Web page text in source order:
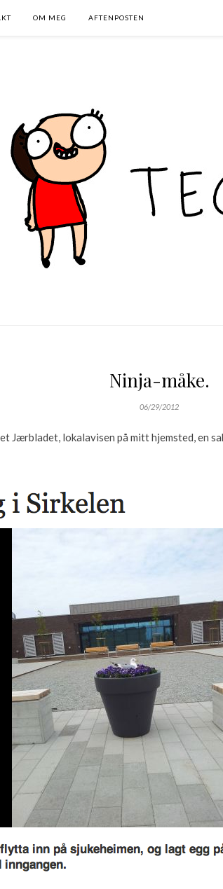
OM MEG AFTENPOSTEN
Ninja-måke.
06/29/2012
Jærbladet, lokalavisen på mitt hjemsted, en